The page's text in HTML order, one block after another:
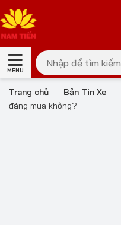
MENU
Trang chủ - Bản Tin Xe -
đáng mua không?